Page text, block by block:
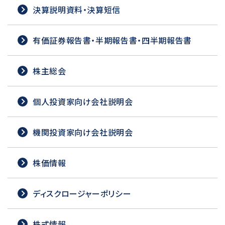
決算説明資料・決算短信
有価証券報告書・半期報告書・四半期報告書
株主総会
個人投資家向け会社説明会
機関投資家向け会社説明会
株価情報
ディスクロージャーポリシー